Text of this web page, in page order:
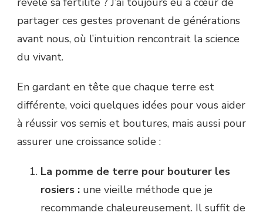
partager ces gestes provenant de générations
avant nous, où l’intuition rencontrait la science
du vivant.
En gardant en tête que chaque terre est
différente, voici quelques idées pour vous aider
à réussir vos semis et boutures, mais aussi pour
assurer une croissance solide :
La pomme de terre pour bouturer les
rosiers : une vieille méthode que je
recommande chaleureusement. Il suffit de